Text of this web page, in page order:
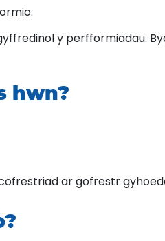
y perfformiadau.
hwn?
ar gofrestr